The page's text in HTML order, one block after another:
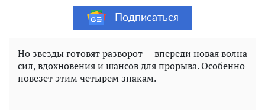
Подписаться
Но звезды готовят разворот — впереди новая волна
сил, вдохновения и шансов для прорыва. Особенно
повезет этим четырем знакам.